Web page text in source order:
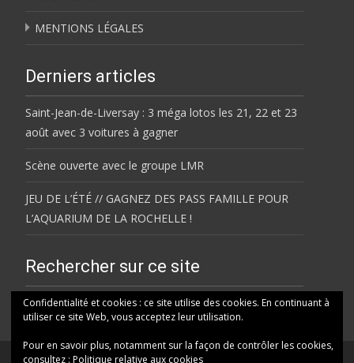
MENTIONS LÉGALES
Derniers articles
Saint-Jean-de-Liversay : 3 méga lotos les 21, 22 et 23
août avec 3 voitures à gagner
Scène ouverte avec le groupe LMR
JEU DE L’ÉTÉ // GAGNEZ DES PASS FAMILLE POUR
L’AQUARIUM DE LA ROCHELLE !
Rechercher sur ce site
Rechercher
Confidentialité et cookies : ce site utilise des cookies. En continuant à
utiliser ce site Web, vous acceptez leur utilisation.
Pour en savoir plus, notamment sur la façon de contrôler les cookies,
consultez : Politique relative aux cookies